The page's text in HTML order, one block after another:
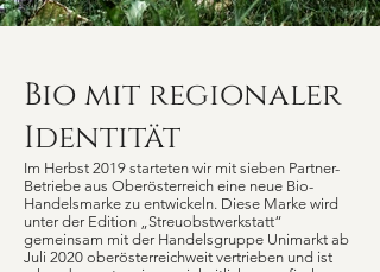
DETAILS
DETAILS
DETAILS
DETAILS
DETAILS
DETAILS
DETAILS
DETAILS
DETAILS
DETAILS
DETAILS
DETAILS
DETAILS
DETAILS
DETAILS
DETAILS
DETAILS
DETAILS
DETAILS
DETAILS
DETAILS
DETAILS
DETAILS
DETAILS
DETAILS
DETAILS
DETAILS
DETAILS
DETAILS
DETAILS
Bio mit regionaler
Identität
Im Herbst 2019 starteten wir mit sieben Partner-
Betriebe aus Oberösterreich eine neue Bio-
Handelsmarke zu entwickeln. Diese Marke wird
unter der Edition „Streuobstwerkstatt“
gemeinsam mit der Handelsgruppe Unimarkt ab
Juli 2020 oberösterreichweit vertrieben und ist